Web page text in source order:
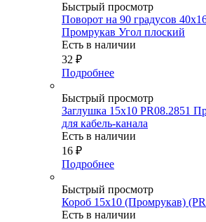
Быстрый просмотр
Поворот на 90 градусов
Промрукав Угол плоский
Есть в наличии
32 ₽
Подробнее
Быстрый просмотр
Заглушка 15х10 PR08.2851
для кабель-канала
Есть в наличии
16 ₽
Подробнее
Быстрый просмотр
Короб 15х10 (Промрукав)
Есть в наличии